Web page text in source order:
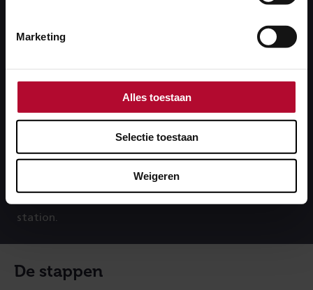
Marketing
Alles toestaan
Selectie toestaan
Weigeren
Meer comfort en sociale
veiligheid
De nieuwe liften verbeteren de toegankelijkheid en
de vernieuwde inrichting zal zorgen voor meer
comfort en sociale veiligheid. Tijdens de
werkzaamheden in ervaren reizigers en omwonenden
station.
De stappen